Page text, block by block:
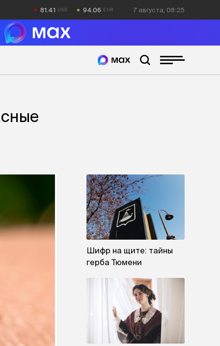
81.41 94.06 7 августа, 08:25
Шифр на щите: тайны
герба Тюмени